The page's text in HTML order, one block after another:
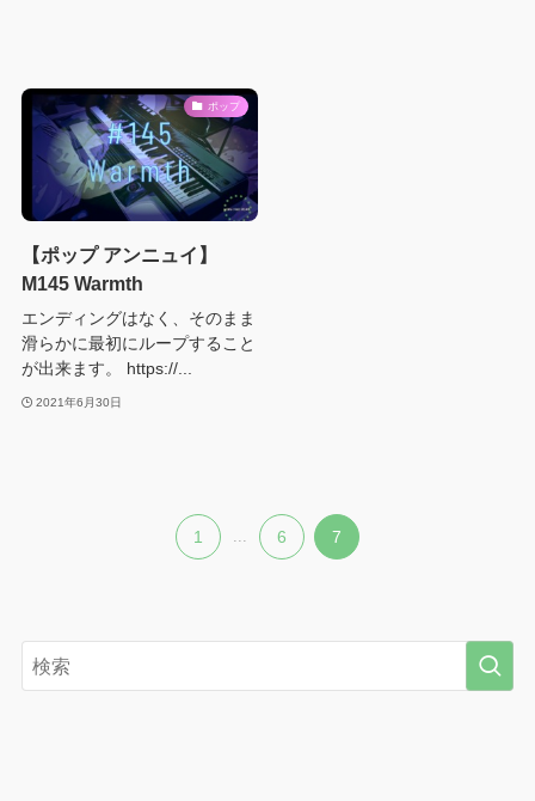
ポップ
【ポップ アンニュイ】
M145 Warmth
エンディングはなく、そのまま
滑らかに最初にループすること
が出来ます。 https://...
2021年6月30日
1 6 7